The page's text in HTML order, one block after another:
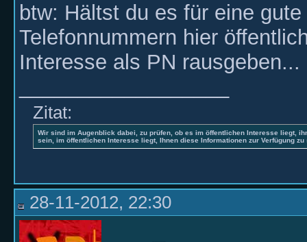
btw: Hältst du es für eine
Telefonnummern hier
Interesse als PN rausgeben...
Zitat:
Wir sind im Augenblick dabei, zu prüfen, ob es im öffentlichen Interesse liegt,
sein, im öffentlichen Interesse liegt, Ihnen diese Informationen zur Verfügung zu
28-11-2012, 22:30